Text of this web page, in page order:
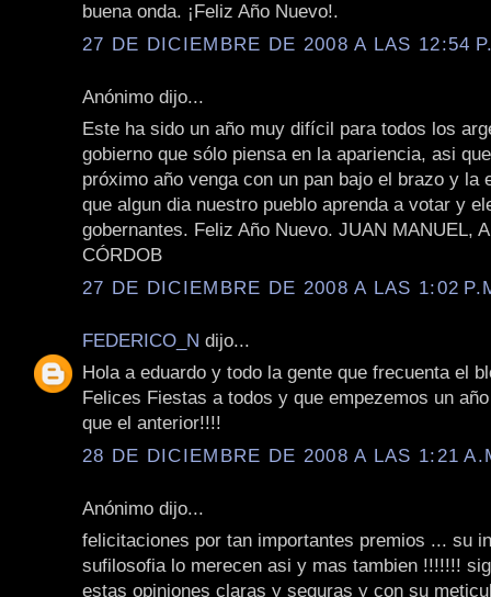
buena onda. ¡Feliz Año Nuevo!.
27 DE DICIEMBRE DE 2008 A LAS 12:54
Anónimo dijo...
Este ha sido un año muy difícil para todos los
gobierno que sólo piensa en la apariencia, asi
próximo año venga con un pan bajo el brazo y la
que algun dia nuestro pueblo aprenda a votar y
gobernantes. Feliz Año Nuevo. JUAN MANUEL,
CÓRDOB
27 DE DICIEMBRE DE 2008 A LAS 1:02
FEDERICO_N dijo...
Hola a eduardo y todo la gente que frecuenta el
Felices Fiestas a todos y que empezemos un
que el anterior!!!!
28 DE DICIEMBRE DE 2008 A LAS 1:21
Anónimo dijo...
felicitaciones por tan importantes premios ... su
sufilosofia lo merecen asi y mas tambien !!!!!!!
estas opiniones claras y seguras y con su